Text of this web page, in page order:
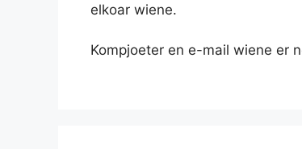
elkoar wiene.
Kompjoeter en e-mail wiene er